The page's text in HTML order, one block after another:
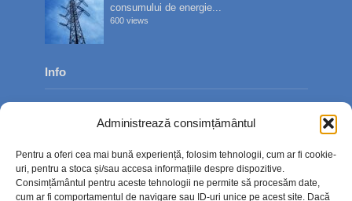
Administrează consimțământul
Pentru a oferi cea mai bună experiență, folosim tehnologii, cum ar fi cookie-
uri, pentru a stoca și/sau accesa informațiile despre dispozitive.
Consimțământul pentru aceste tehnologii ne permite să procesăm date,
cum ar fi comportamentul de navigare sau ID-uri unice pe acest site. Dacă
consumului de energie...
600 views
Info
Contact
Politica de confidențialitate